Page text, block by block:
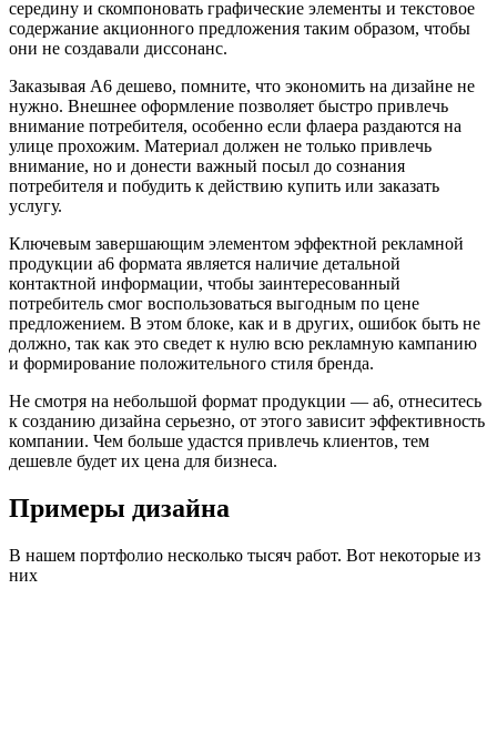
середину и скомпоновать графические элементы и текстовое
содержание акционного предложения таким образом, чтобы
они не создавали диссонанс.
Заказывая А6 дешево, помните, что экономить на дизайне не
нужно. Внешнее оформление позволяет быстро привлечь
внимание потребителя, особенно если флаера раздаются на
улице прохожим. Материал должен не только привлечь
внимание, но и донести важный посыл до сознания
потребителя и побудить к действию купить или заказать
услугу.
Ключевым завершающим элементом эффектной рекламной
продукции а6 формата является наличие детальной
контактной информации, чтобы заинтересованный
потребитель смог воспользоваться выгодным по цене
предложением. В этом блоке, как и в других, ошибок быть не
должно, так как это сведет к нулю всю рекламную кампанию
и формирование положительного стиля бренда.
Не смотря на небольшой формат продукции — а6, отнеситесь
к созданию дизайна серьезно, от этого зависит эффективность
компании. Чем больше удастся привлечь клиентов, тем
дешевле будет их цена для бизнеса.
Примеры дизайна
В нашем портфолио несколько тысяч работ. Вот некоторые из
них